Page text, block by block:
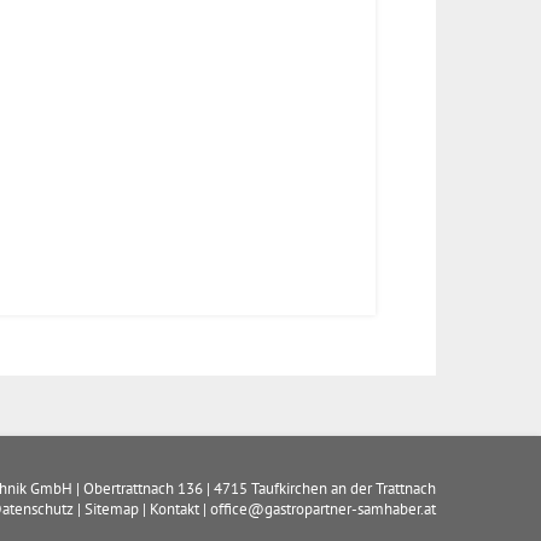
GmbH | Obertrattnach 136 | 4715 Taufkirchen an der Trattnach
| Sitemap | Kontakt | office@gastropartner-samhaber.at